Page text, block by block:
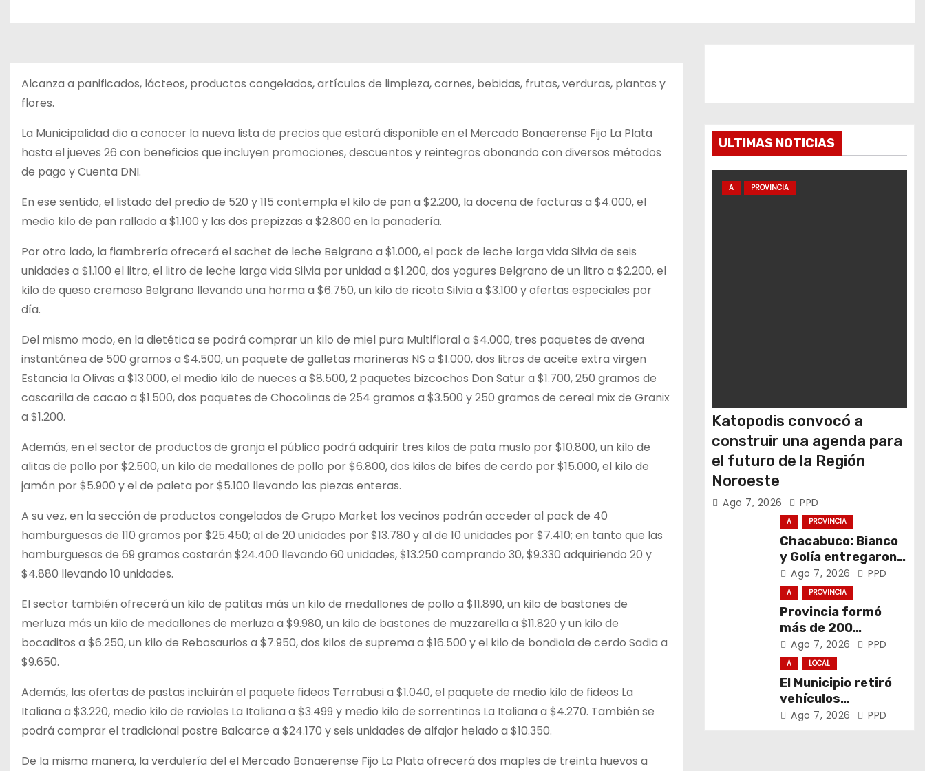
Alcanza a panificados, lácteos, productos congelados, artículos de limpieza, carnes, bebidas, frutas, verduras, plantas y
flores.
La Municipalidad dio a conocer la nueva lista de precios que estará disponible en el Mercado Bonaerense Fijo La Plata
hasta el jueves 26 con beneficios que incluyen promociones, descuentos y reintegros abonando con diversos métodos
de pago y Cuenta DNI.
En ese sentido, el listado del predio de 520 y 115 contempla el kilo de pan a $2.200, la docena de facturas a $4.000, el
medio kilo de pan rallado a $1.100 y las dos prepizzas a $2.800 en la panadería.
Por otro lado, la fiambrería ofrecerá el sachet de leche Belgrano a $1.000, el pack de leche larga vida Silvia de seis
unidades a $1.100 el litro, el litro de leche larga vida Silvia por unidad a $1.200, dos yogures Belgrano de un litro a $2.200, el
kilo de queso cremoso Belgrano llevando una horma a $6.750, un kilo de ricota Silvia a $3.100 y ofertas especiales por
día.
Del mismo modo, en la dietética se podrá comprar un kilo de miel pura Multifloral a $4.000, tres paquetes de avena
instantánea de 500 gramos a $4.500, un paquete de galletas marineras NS a $1.000, dos litros de aceite extra virgen
Estancia la Olivas a $13.000, el medio kilo de nueces a $8.500, 2 paquetes bizcochos Don Satur a $1.700, 250 gramos de
cascarilla de cacao a $1.500, dos paquetes de Chocolinas de 254 gramos a $3.500 y 250 gramos de cereal mix de Granix
a $1.200.
Además, en el sector de productos de granja el público podrá adquirir tres kilos de pata muslo por $10.800, un kilo de
alitas de pollo por $2.500, un kilo de medallones de pollo por $6.800, dos kilos de bifes de cerdo por $15.000, el kilo de
jamón por $5.900 y el de paleta por $5.100 llevando las piezas enteras.
A su vez, en la sección de productos congelados de Grupo Market los vecinos podrán acceder al pack de 40
hamburguesas de 110 gramos por $25.450; al de 20 unidades por $13.780 y al de 10 unidades por $7.410; en tanto que las
hamburguesas de 69 gramos costarán $24.400 llevando 60 unidades, $13.250 comprando 30, $9.330 adquiriendo 20 y
$4.880 llevando 10 unidades.
El sector también ofrecerá un kilo de patitas más un kilo de medallones de pollo a $11.890, un kilo de bastones de
merluza más un kilo de medallones de merluza a $9.980, un kilo de bastones de muzzarella a $11.820 y un kilo de
bocaditos a $6.250, un kilo de Rebosaurios a $7.950, dos kilos de suprema a $16.500 y el kilo de bondiola de cerdo Sadia a
$9.650.
Además, las ofertas de pastas incluirán el paquete fideos Terrabusi a $1.040, el paquete de medio kilo de fideos La
Italiana a $3.220, medio kilo de ravioles La Italiana a $3.499 y medio kilo de sorrentinos La Italiana a $4.270. También se
podrá comprar el tradicional postre Balcarce a $24.170 y seis unidades de alfajor helado a $10.350.
De la misma manera, la verdulería del el Mercado Bonaerense Fijo La Plata ofrecerá dos maples de treinta huevos a
ULTIMAS NOTICIAS
A PROVINCIA
Katopodis convocó a
construir una agenda para
el futuro de la Región
Noroeste
Ago 7, 2026 PPD
A PROVINCIA
Chacabuco: Bianco
y Golía entregaron
computadoras a
estudiantes
Ago 7, 2026 PPD
A PROVINCIA
Provincia formó
más de 200
promotores de
derechos de niñas,
niños y
adolescentes
Ago 7, 2026 PPD
A LOCAL
El Municipio retiró
vehículos
abandonados de
Ago 7, 2026 PPD